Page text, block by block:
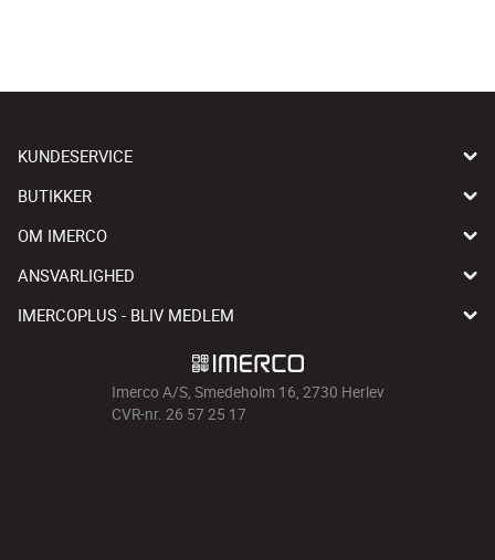
KUNDESERVICE
BUTIKKER
OM IMERCO
ANSVARLIGHED
IMERCOPLUS - BLIV MEDLEM
Imerco A/S, Smedeholm 16, 2730 Herlev
CVR-nr. 26 57 25 17